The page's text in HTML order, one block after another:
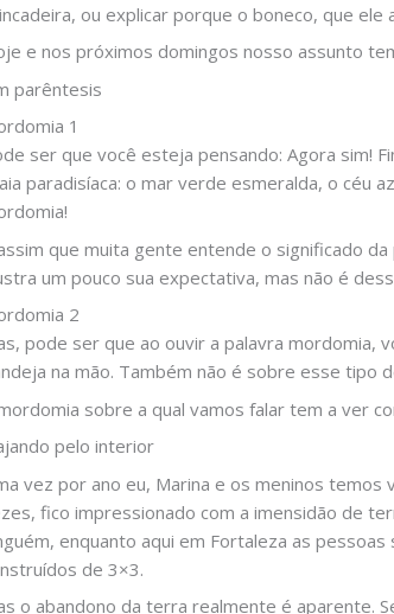
ou explicar porque o boneco, que ele
e nos próximos domingos nosso assunto
parêntesis
1
ser que você esteja pensando: Agora sim!
paradisíaca: o mar verde esmeralda, o céu
que muita gente entende o significado
um pouco sua expectativa, mas não é
2
pode ser que ao ouvir a palavra mordomia,
na mão. Também não é sobre esse tipo
sobre a qual vamos falar tem a ver
pelo interior
vez por ano eu, Marina e os meninos temos
fico impressionado com a imensidão de
enquanto aqui em Fortaleza as
de 3×3.
o abandono da terra realmente é aparente.